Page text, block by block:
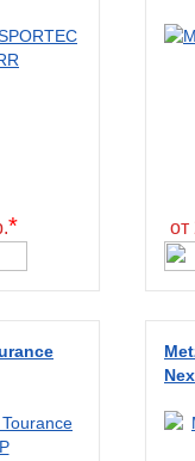
* от